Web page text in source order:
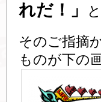
れだ！」
そのご指摘
ものが下の